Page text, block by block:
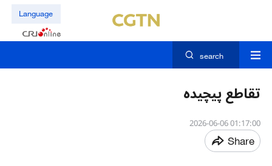
Language
search
تقاطع پیچیده
01:17:00 2026-06-06
Share